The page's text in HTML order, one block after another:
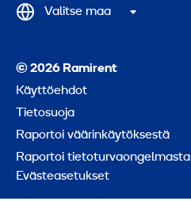
© 2026 Ramirent
Käyttöehdot
Tietosuoja
Raportoi väärinkäytöksestä
Raportoi tietoturvaongelmasta
Evästeasetukset
Valitse maa